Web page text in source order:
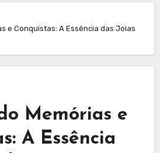
e Conquistas: A Essência das Joias
Memórias e
A Essência